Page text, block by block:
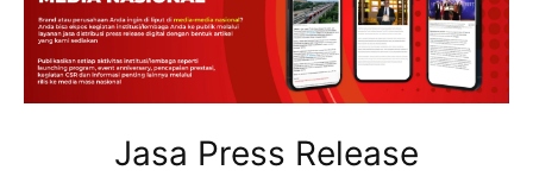
Jasa Press Release